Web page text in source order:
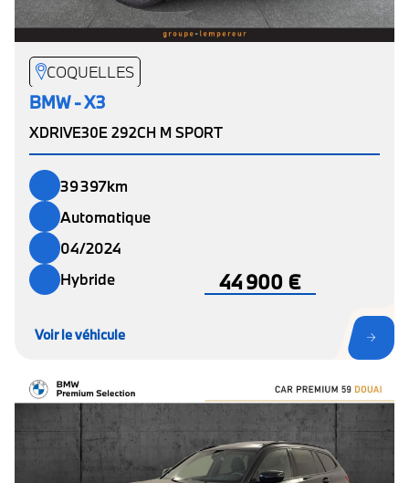
COQUELLES
BMW - X3
XDRIVE30E 292CH M SPORT
39 397km
Automatique
04/2024
Hybride
44 900 €
Voir le véhicule